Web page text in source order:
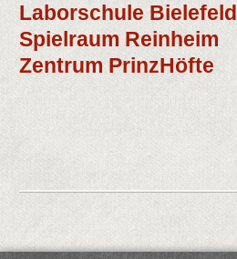
Laborschule Bielefeld
Spielraum Reinheim
Zentrum PrinzHöfte